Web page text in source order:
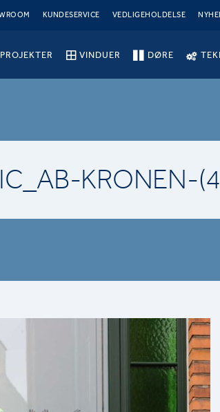
KUNDESERVICE VEDLIGEHOLDELSE
VINDUER DØRE
KRONEN-